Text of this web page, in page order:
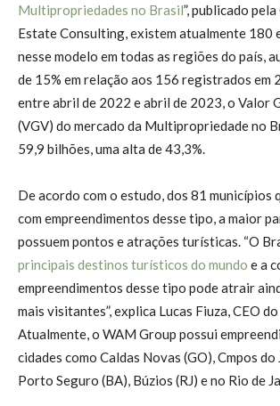
Multipropriedades no Brasil”, publicado
Estate Consulting, existem atualmente 180
nesse modelo em todas as regiões do país,
de 15% em relação aos 156 registrados em
entre abril de 2022 e abril de 2023, o Valor
(VGV) do mercado da Multipropriedade no
59,9 bilhões, uma alta de 43,3%.
De acordo com o estudo, dos 81 municípios
com empreendimentos desse tipo, a maior
possuem pontos e atrações turísticas. “O
principais destinos turísticos do mundo e a
empreendimentos desse tipo pode atrair
mais visitantes”, explica Lucas Fiuza, CEO
Atualmente, o WAM Group possui
cidades como Caldas Novas (GO), Cmpos do
Porto Seguro (BA), Búzios (RJ) e no Rio de